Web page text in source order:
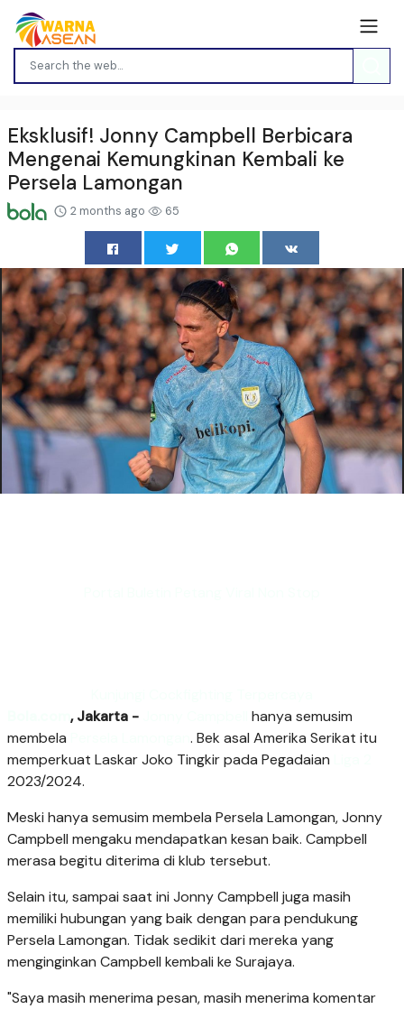
Eksklusif! Jonny Campbell Berbicara
Mengenai Kemungkinan Kembali ke
Persela Lamongan
2 months ago 65
, Jakarta -
hanya semusim
membela
. Bek asal Amerika Serikat itu
memperkuat Laskar Joko Tingkir pada Pegadaian
2023/2024.
Meski hanya semusim membela Persela Lamongan, Jonny
Campbell mengaku mendapatkan kesan baik. Campbell
merasa begitu diterima di klub tersebut.
Selain itu, sampai saat ini Jonny Campbell juga masih
memiliki hubungan yang baik dengan para pendukung
Persela Lamongan. Tidak sedikit dari mereka yang
menginginkan Campbell kembali ke Surajaya.
"Saya masih menerima pesan, masih menerima komentar